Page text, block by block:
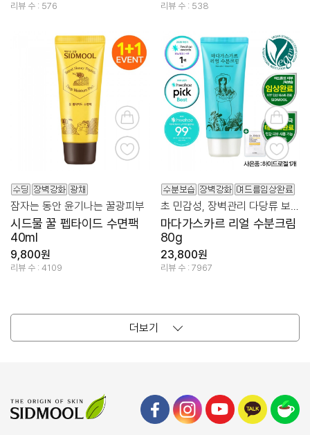
리뷰 수 : 576 리뷰 수 : 538
잠자는 동안 윤기나는 꿀광피부
시드물 꿀 펩타이드 수면팩
40ml
9,800원
리뷰 수 : 4109
마다가스카르 리얼 수분크림
80g
23,800원
리뷰 수 : 7967
더보기